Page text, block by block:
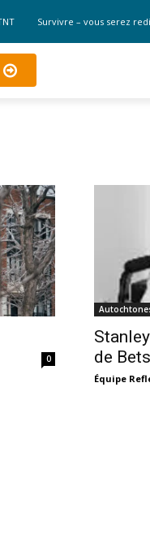
Survivre – vous serez
0
de
Équipe